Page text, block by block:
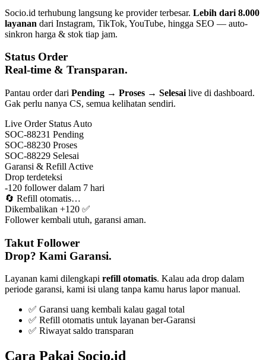
Socio.id terhubung langsung ke provider terbesar. Lebih dari 8.000
layanan dari Instagram, TikTok, YouTube, hingga SEO — auto-
sinkron harga & stok tiap jam.
Status Order
Real-time & Transparan.
Pantau order dari Pending → Proses → Selesai live di dashboard.
Gak perlu nanya CS, semua kelihatan sendiri.
Live Order Status Auto
SOC-88231 Pending
SOC-88230 Proses
SOC-88229 Selesai
Garansi & Refill Active
Drop terdeteksi
-120 follower dalam 7 hari
🔄 Refill otomatis…
Dikembalikan +120 ✅
Follower kembali utuh, garansi aman.
Takut Follower
Drop? Kami Garansi.
Layanan kami dilengkapi refill otomatis. Kalau ada drop dalam
periode garansi, kami isi ulang tanpa kamu harus lapor manual.
✅ Garansi uang kembali kalau gagal total
✅ Refill otomatis untuk layanan ber-Garansi
✅ Riwayat saldo transparan
Cara Pakai Socio.id